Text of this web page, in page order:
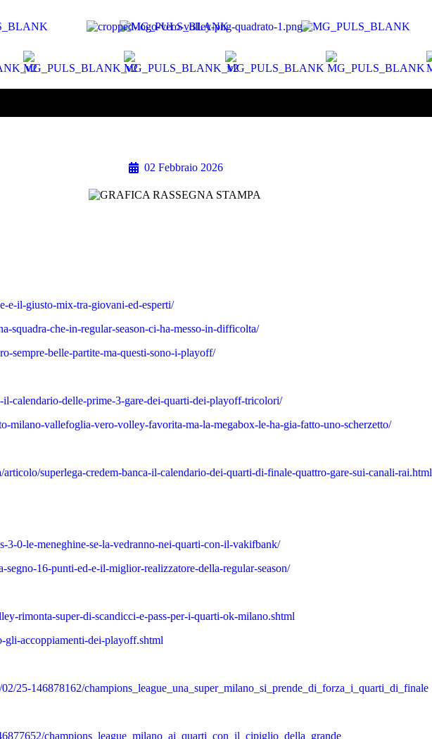
02 Febbraio 2026
e-il-giusto-mix-tra-giovani-ed-esperti/
che-in-regular-season-ci-ha-messo-in-difficolta/
sempre-belle-partite-ma-questi-sono-i-playoff/
calendario-delle-prime-3-gare-dei-quarti-dei-playoff-tricolori/
milano-vallefoglia-vero-volley-favorita-ma-la-megabox-le-ha-gia-fatto-uno-scherzetto/
superlega-credem-banca-il-calendario-dei-quarti-di-finale-quattro-gare-sui-canali-rai.html
0-le-meneghine-se-la-vedranno-nei-quarti-con-il-vakifbank/
16-punti-ed-e-il-miglior-realizzatore-della-regular-season/
rimonta-super-di-scandicci-e-pass-per-i-quarti-ok-milano.shtml
gli-accoppiamenti-dei-playoff.shtml
25-146878162/champions_league_una_super_milano_si_prende_di_forza_i_quarti_di_finale
champions_league_milano_ai_quarti_con_il_cipiglio_della_grande